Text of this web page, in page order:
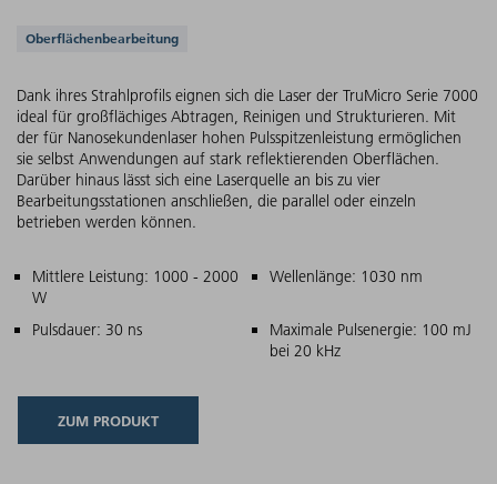
Unterstützte Anwendungen
Oberflächenbearbeitung
Dank ihres Strahlprofils eignen sich die Laser der TruMicro Serie 7000
ideal für großflächiges Abtragen, Reinigen und Strukturieren. Mit
der für Nanosekundenlaser hohen Pulsspitzenleistung ermöglichen
sie selbst Anwendungen auf stark reflektierenden Oberflächen.
Darüber hinaus lässt sich eine Laserquelle an bis zu vier
Bearbeitungsstationen anschließen, die parallel oder einzeln
betrieben werden können.
Hauptmerkmale
Mittlere Leistung: 1000 - 2000
W
Wellenlänge: 1030 nm
Pulsdauer: 30 ns
Maximale Pulsenergie: 100 mJ
bei 20 kHz
ZUM PRODUKT